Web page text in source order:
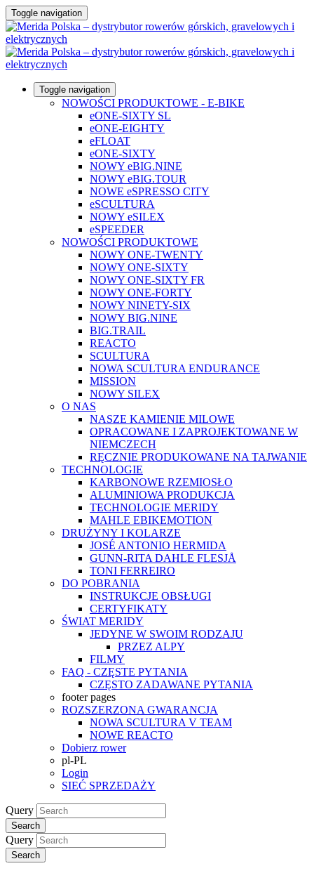
Toggle navigation
Toggle navigation
NOWOŚCI PRODUKTOWE - E-BIKE
eONE-SIXTY SL
eONE-EIGHTY
eFLOAT
eONE-SIXTY
NOWY eBIG.NINE
NOWY eBIG.TOUR
NOWE eSPRESSO CITY
eSCULTURA
NOWY eSILEX
eSPEEDER
NOWOŚCI PRODUKTOWE
NOWY ONE-TWENTY
NOWY ONE-SIXTY
NOWY ONE-SIXTY FR
NOWY ONE-FORTY
NOWY NINETY-SIX
NOWY BIG.NINE
BIG.TRAIL
REACTO
SCULTURA
NOWA SCULTURA ENDURANCE
MISSION
NOWY SILEX
O NAS
NASZE KAMIENIE MILOWE
OPRACOWANE I ZAPROJEKTOWANE W
NIEMCZECH
RĘCZNIE PRODUKOWANE NA TAJWANIE
TECHNOLOGIE
KARBONOWE RZEMIOSŁO
ALUMINIOWA PRODUKCJA
TECHNOLOGIE MERIDY
MAHLE EBIKEMOTION
DRUŻYNY I KOLARZE
JOSÉ ANTONIO HERMIDA
GUNN-RITA DAHLE FLESJÅ
TONI FERREIRO
DO POBRANIA
INSTRUKCJE OBSŁUGI
CERTYFIKATY
ŚWIAT MERIDY
JEDYNE W SWOIM RODZAJU
PRZEZ ALPY
FILMY
FAQ - CZĘSTE PYTANIA
CZĘSTO ZADAWANE PYTANIA
footer pages
ROZSZERZONA GWARANCJA
NOWA SCULTURA V TEAM
NOWE REACTO
Dobierz rower
pl-PL
Login
SIEĆ SPRZEDAŻY
Query
Search
Query
Search